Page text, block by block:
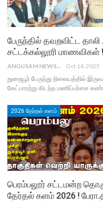
பேருந்தில் தவறவிட்ட
சட்டக்கல்லூரி மாணவிகள் !
ANGUSAM NEWS Oct 14, 2025
துறையூர் பேருந்து நிலையத்தில்
கேட்பாரற்று கிடந்த மணிப்பர்சை
2026 தேர்தல் களம்
பெரம்பலூர் சட்டமன்ற
தேர்தல் களம் 2026 !